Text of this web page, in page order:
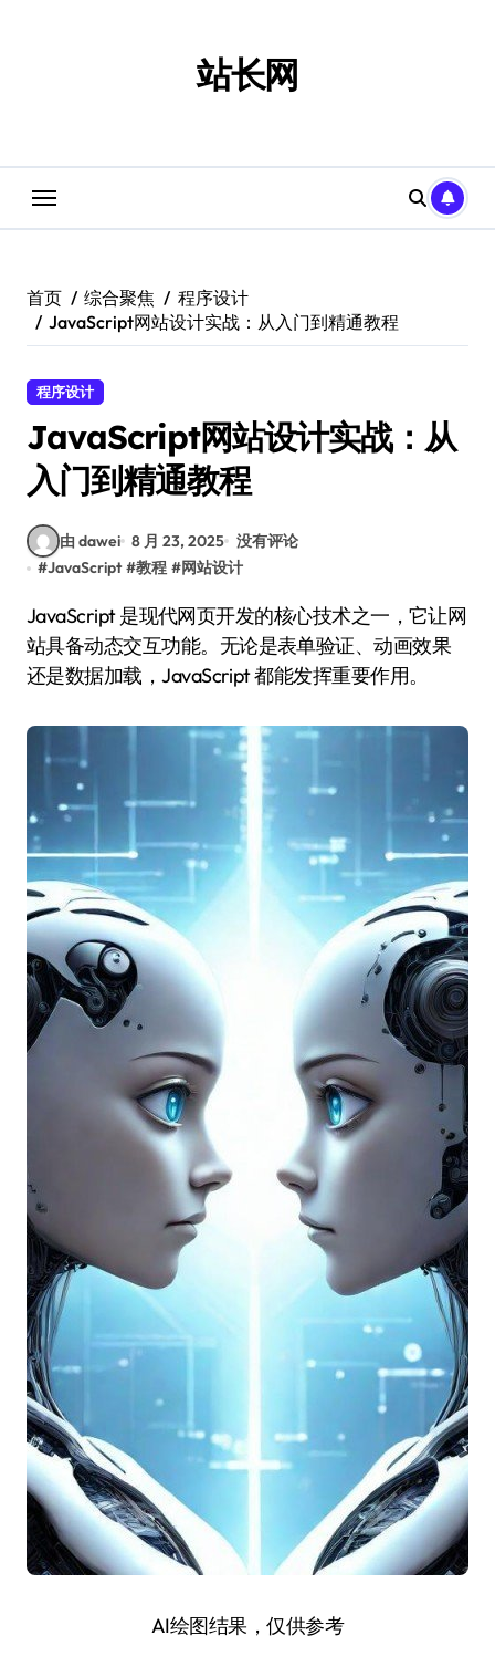
站长网
首页 综合聚焦
程序设计
JavaScript网站设计实战：从入门到精通教程
程序设计
JavaScript网站设计实战：从
入门到精通教程
由 dawei 8 月 23, 2025 没有评论
#JavaScript #教程 #网站设计
JavaScript 是现代网页开发的核心技术之一，它让网
站具备动态交互功能。无论是表单验证、动画效果
还是数据加载，JavaScript 都能发挥重要作用。
AI绘图结果，仅供参考